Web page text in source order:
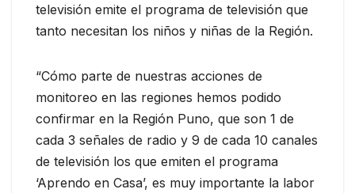
televisión emite el programa de televisión que
tanto necesitan los niños y niñas de la Región.
“Cómo parte de nuestras acciones de
monitoreo en las regiones hemos podido
confirmar en la Región Puno, que son 1 de
cada 3 señales de radio y 9 de cada 10 canales
de televisión los que emiten el programa
‘Aprendo en Casa’, es muy importante la labor